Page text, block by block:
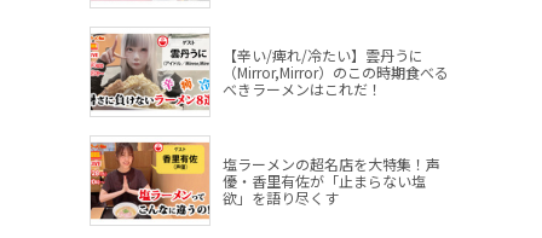
【辛い/痺れ/冷たい】雲丹うに
（Mirror,Mirror）のこの時期食べる
べきラーメンはこれだ！
塩ラーメンの超名店を大特集！声
優・香里有佐が「止まらない塩
欲」を語り尽くす